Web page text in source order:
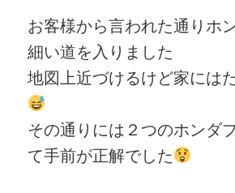
お客様から言われた通りホ
細い道を入りました
地図上近づけるけど家には
その通りには２つのホンダ
て手前が正解でした